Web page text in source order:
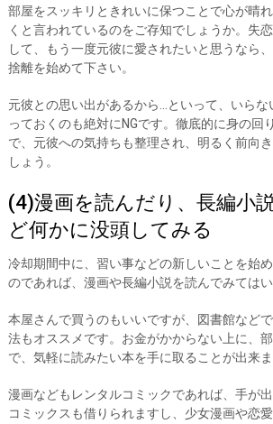
部屋をスッキリときれいに保つことで心が晴
くと言われているのをご存知でしょうか。失
して、もう一度元彼に愛されたいと思うなら
捨離を始めて下さい。
元彼との思い出があるから…といって、いらな
っておくのも絶対にNGです。徹底的に身の回
で、元彼への気持ちも整理され、明るく前向
しょう。
(4)漫画を読んだり、長編小
ど何かに没頭してみる
冷却期間中に、習い事などの新しいことを始
のであれば、漫画や長編小説を読んでみてはい
本屋さんで買うのもいいですが、図書館など
法もオススメです。お金がかからない上に、
で、気軽に読みたい本を手に取ることが出来ま
漫画などもレンタルコミックであれば、手が
コミックスも借りられますし、少女漫画や恋